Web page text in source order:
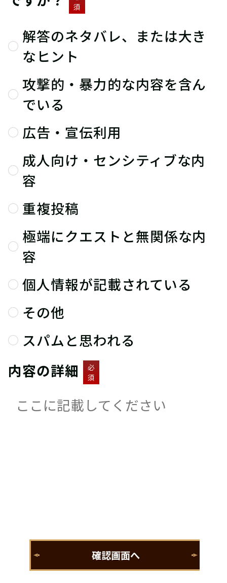
須
解答のネタバレ、または大き
なヒント
攻撃的・暴力的な内容を含ん
でいる
広告・宣伝利用
成人向け・センシティブな内
容
重複投稿
極端にクエストと無関係な内
容
個人情報が記載されている
その他
スパムと思われる
内容の詳細
必
須